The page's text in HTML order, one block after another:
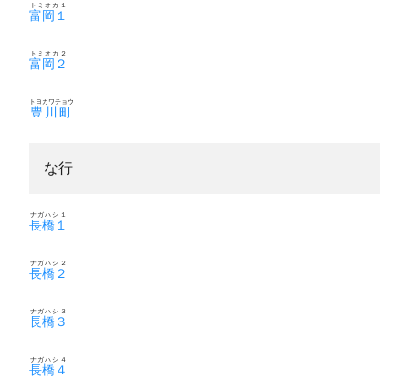
富岡１
トミオカ１
富岡２
トミオカ２
豊川町
トヨカワチョウ
な行
長橋１
ナガハシ１
長橋２
ナガハシ２
長橋３
ナガハシ３
長橋４
ナガハシ４